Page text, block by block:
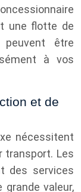
une flotte de
peuvent être
à vos
et de
nécessitent
transport. Les
des services
valeur,